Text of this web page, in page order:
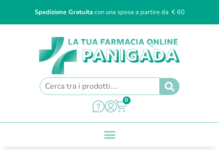
Spedizione Gratuitacon una spesa a partire da € 60
0